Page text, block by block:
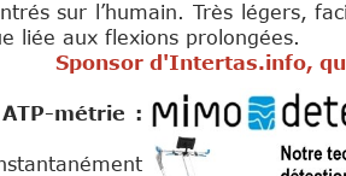
sur l’humain. Très légers,
liée aux flexions prolongées.
métrie :